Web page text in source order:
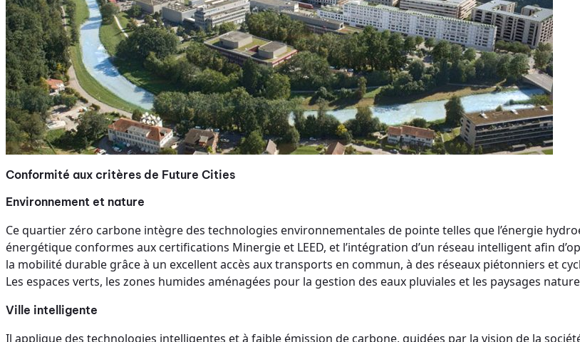
Conformité aux critères de Future Cities
Environnement et nature
Ce quartier zéro carbone intègre des technologies environnementales de pointe telles que l’énergie
énergétique conformes aux certifications Minergie et LEED, et l’intégration d’un réseau intelligent afin
la mobilité durable grâce à un excellent accès aux transports en commun, à des réseaux piétonniers et
Les espaces verts, les zones humides aménagées pour la gestion des eaux pluviales et les paysages
Ville intelligente
Il applique des technologies intelligentes et à faible émission de carbone, guidées par la vision de la